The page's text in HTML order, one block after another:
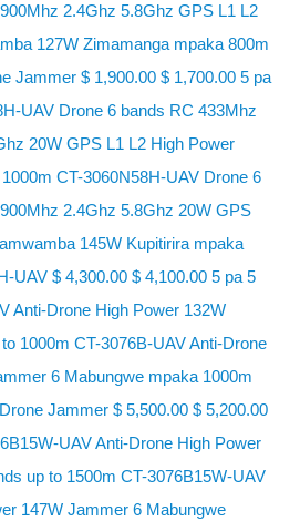
2.4Ghz 5.8Ghz GPS L1 L2
127W Zimamanga mpaka 800m
Jammer $ 1,900.00 $ 1,700.00 5 pa
UAV Drone 6 bands RC 433Mhz
20W GPS L1 L2 High Power
CT-3060N58H-UAV Drone 6
2.4Ghz 5.8Ghz 20W GPS
145W Kupitirira mpaka
UAV $ 4,300.00 $ 4,100.00 5 pa 5
Anti-Drone High Power 132W
1000m CT-3076B-UAV Anti-Drone
6 Mabungwe mpaka 1000m
Jammer $ 5,500.00 $ 5,200.00
UAV Anti-Drone High Power
up to 1500m CT-3076B15W-UAV
147W Jammer 6 Mabungwe